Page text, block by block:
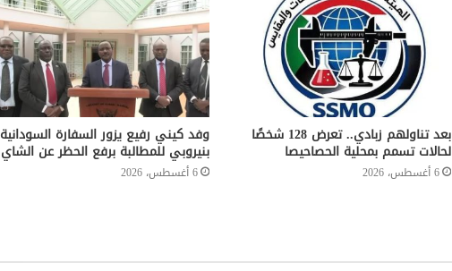
بعد تناولهم زبادي.. تعرض 128 شخصًا
لحالات تسمم بمحلية الحصاحيصا
6 أغسطس، 2026
وفد كيني رفيع يزور السفارة السودانية
بنيروبي للمطالبة برفع الحظر عن الشاي
6 أغسطس، 2026